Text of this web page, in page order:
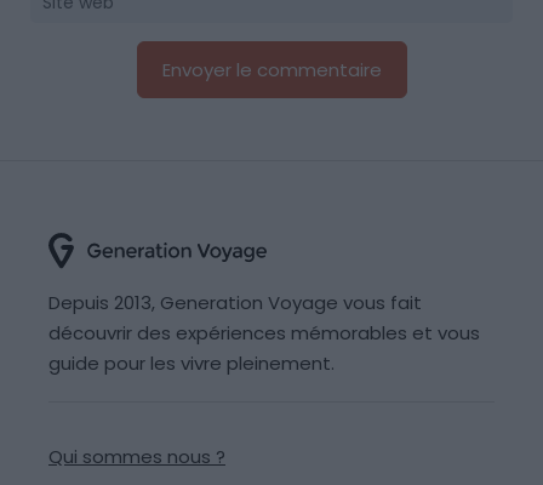
Depuis 2013, Generation Voyage vous fait
découvrir des expériences mémorables et vous
guide pour les vivre pleinement.
Qui sommes nous ?